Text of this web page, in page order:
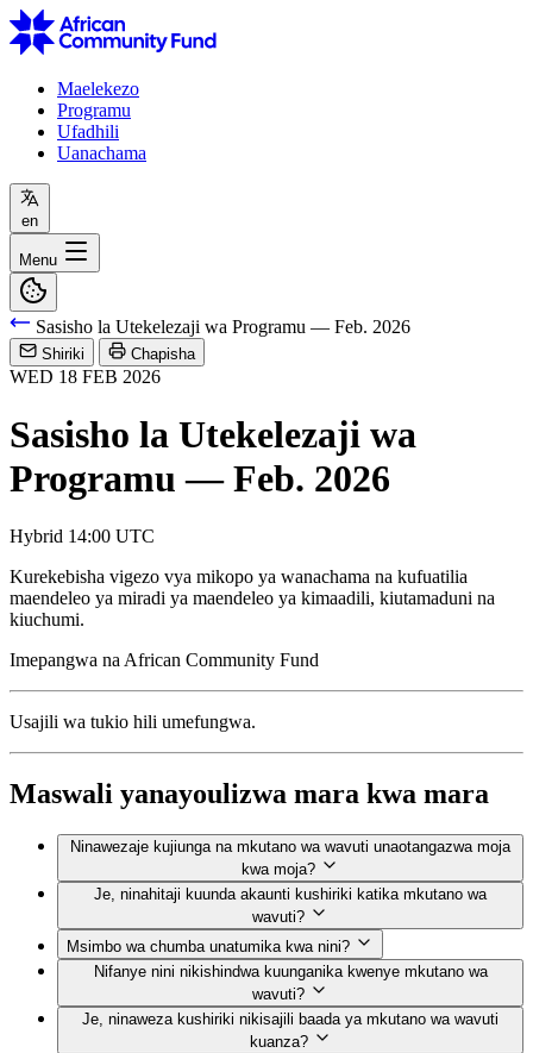
Maelekezo
Programu
Ufadhili
Uanachama
en
Menu
Sasisho la Utekelezaji wa Programu — Feb. 2026
Shiriki Chapisha
WED 18 FEB 2026
Sasisho la Utekelezaji wa
Programu — Feb. 2026
Hybrid 14:00 UTC
Kurekebisha vigezo vya mikopo ya wanachama na kufuatilia
maendeleo ya miradi ya maendeleo ya kimaadili, kiutamaduni na
kiuchumi.
Imepangwa naAfrican Community Fund
Usajili wa tukio hili umefungwa.
Maswali yanayoulizwa mara kwa mara
Ninawezaje kujiunga na mkutano wa wavuti unaotangazwa moja
kwa moja?
Je, ninahitaji kuunda akaunti kushiriki katika mkutano wa
wavuti?
Msimbo wa chumba unatumika kwa nini?
Nifanye nini nikishindwa kuunganika kwenye mkutano wa
wavuti?
Je, ninaweza kushiriki nikisajili baada ya mkutano wa wavuti
kuanza?